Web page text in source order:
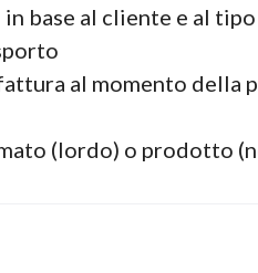
base al cliente e al
al momento della
(lordo) o prodotto